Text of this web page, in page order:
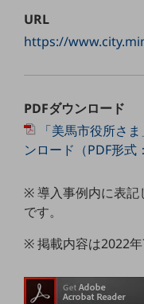
ダイバーシティ
経営情報TOP
決算公告
電子公告
採用情報TOP
障がい者採用
URL
https://
PDFダウンロード
「美馬市役所さ
ンロード（PDF形式
※ 導入事例内に表記
です。
※ 掲載内容は2022年